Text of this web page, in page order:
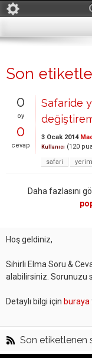
Son
0
oy
0
cevap
Safaride
3 Ocak 2014
Kullanıcı (120
safari
Daha fazlasını
Hoş geldiniz,
Sihirli Elma Soru &
alabilirsiniz. Sorunuzu
Detaylı bilgi için buraya
Son etiketlenen